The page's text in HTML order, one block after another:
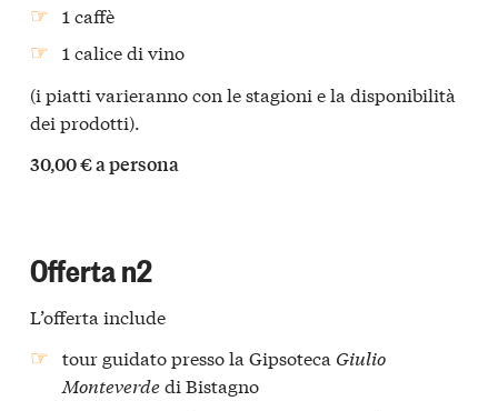
1 caffè
1 calice di vino
(i piatti varieranno con le stagioni e la disponibilità
dei prodotti).
30,00 € a persona
Offerta n2
L’offerta include
tour guidato presso la Gipsoteca Giulio
Monteverdedi Bistagno